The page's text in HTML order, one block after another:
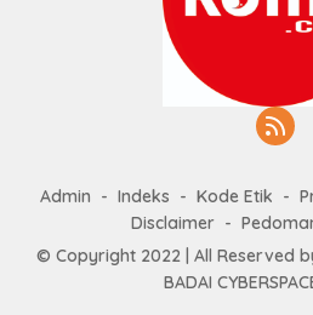
Admin Indeks Kode Etik
Disclaimer
© Copyright 2022 | All Reserved
BADAI